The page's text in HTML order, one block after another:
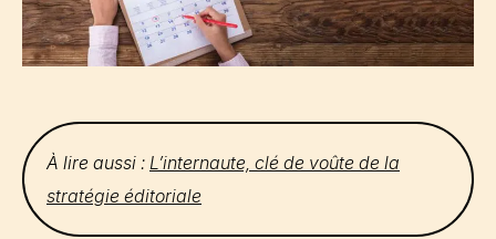
À lire aussi : L’internaute, clé de voûte de la
stratégie éditoriale